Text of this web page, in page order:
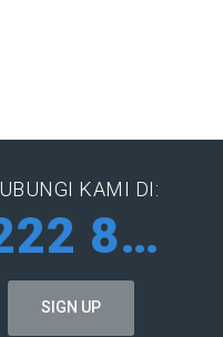
KAMI DI:
081 333 222 884